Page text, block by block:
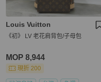
Louis Vuitton
《初》 LV 老花肩背包/子母包
MOP 8,944
現折 200